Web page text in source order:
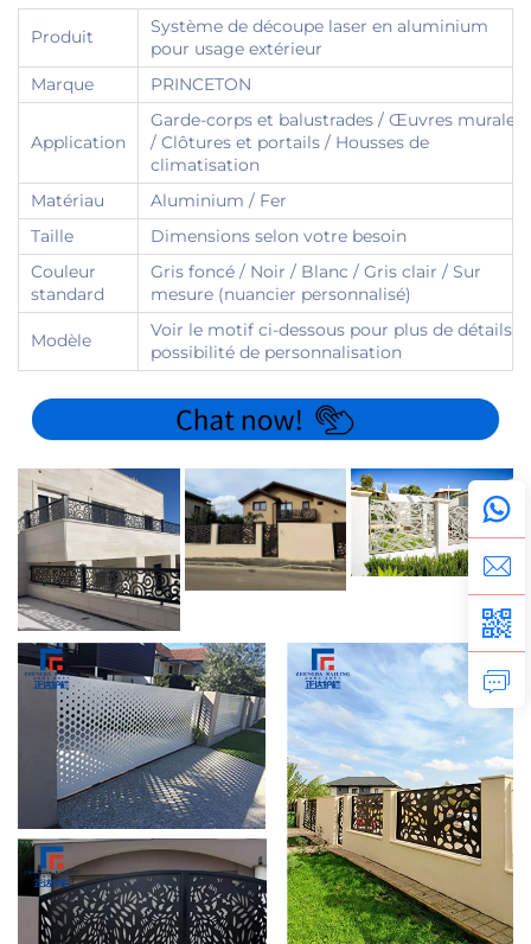
Produit
Système de découpe laser en aluminium
pour usage extérieur
Marque
PRINCETON
Application
Garde-corps et balustrades / Œuvres murales
/ Clôtures et portails / Housses de
climatisation
Matériau
Aluminium / Fer
Taille
Dimensions selon votre besoin
Couleur
standard
Gris foncé / Noir / Blanc / Gris clair / Sur
mesure (nuancier personnalisé)
Modèle
Voir le motif ci-dessous pour plus de détails /
possibilité de personnalisation